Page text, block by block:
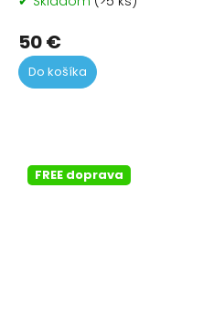
50 €
Do košíka
FREE doprava